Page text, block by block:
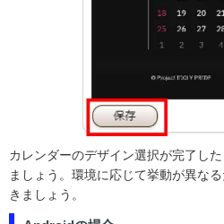
カレンダーのデザイン選択が完了し
ましょう。環境に応じて挙動が異な
きましょう。